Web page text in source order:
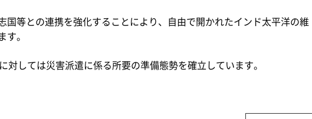
国等との連携を強化することにより、自由で開かれたインド太平洋の維
。
しては災害派遣に係る所要の準備態勢を確立しています。